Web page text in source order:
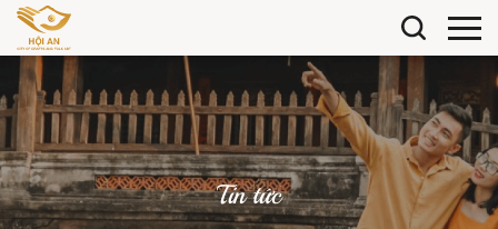
Tin tức